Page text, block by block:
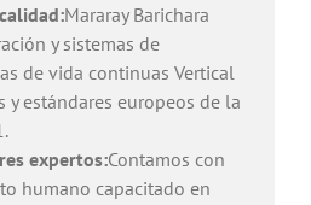
Mararay Barichara
y sistemas de
de vida continuas Vertical
y estándares europeos de la
expertos:Contamos con
humano capacitado en